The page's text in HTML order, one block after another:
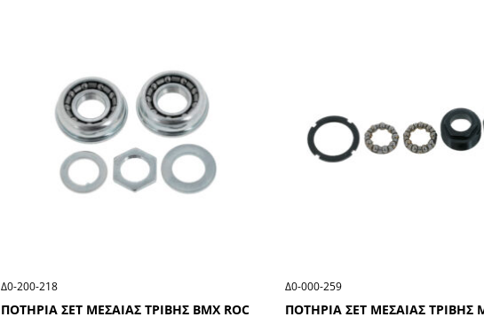
ΠΟΤΗΡΙΑ ΣΕΤ ΜΕΣΑΙΑΣ ΤΡΙΒΗΣ ΒΜΧ RΟC
Δ0-200-218
ΠΟΤΗΡΙΑ ΣΕΤ ΜΕΣΑΙΑΣ ΤΡΙΒΗΣ
Δ0-000-259